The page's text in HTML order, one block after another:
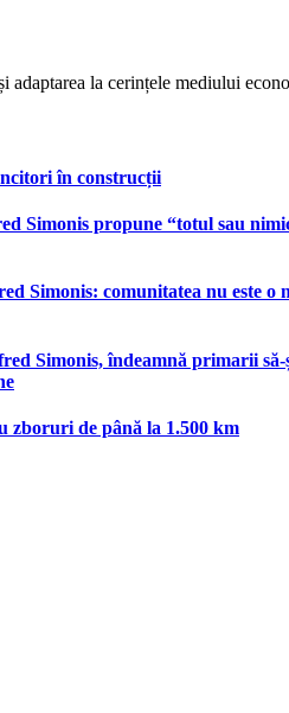
la cerințele mediului
în construcții
Simonis propune “totul sau
Simonis: comunitatea nu este
îndeamnă primarii să-
zboruri de până la 1.500 km